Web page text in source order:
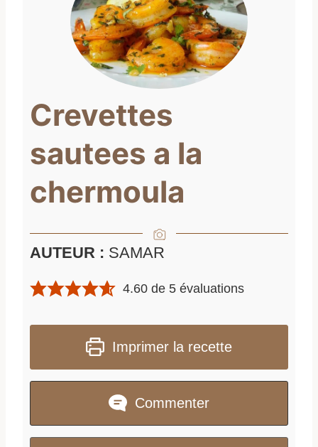
Crevettes
sautees a la
chermoula
AUTEUR : SAMAR
4.60 de 5 évaluations
Imprimer la recette
Commenter